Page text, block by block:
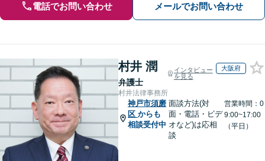
電話でお問い合わせ メールでお問い合わせ
村井 潤
弁護士
インタビュー
を見る
大阪府
村井法律事務所
神戸市須磨
区 からも
相談受付中
面談方法(対
面・電話・ビデ
オなど)は応相
談
営業時間：0
9:00~17:00
（平日）